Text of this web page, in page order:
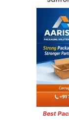
Best